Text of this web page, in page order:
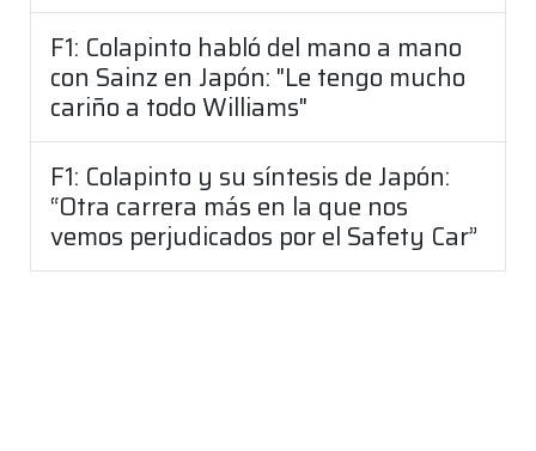
F1: Colapinto habló del mano a mano
con Sainz en Japón: "Le tengo mucho
cariño a todo Williams"
F1: Colapinto y su síntesis de Japón:
“Otra carrera más en la que nos
vemos perjudicados por el Safety Car”